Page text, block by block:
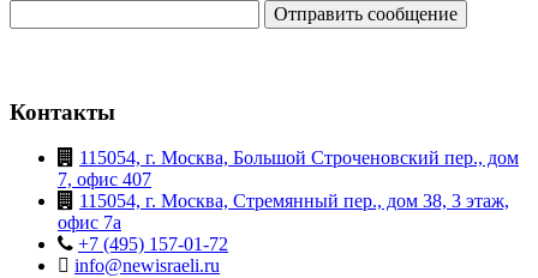
Отправить сообщение
Контакты
115054, г. Москва, Большой Строченовский пер., дом
7, офис 407
115054, г. Москва, Стремянный пер., дом 38, 3 этаж,
офис 7а
+7 (495) 157-01-72
info@newisraeli.ru